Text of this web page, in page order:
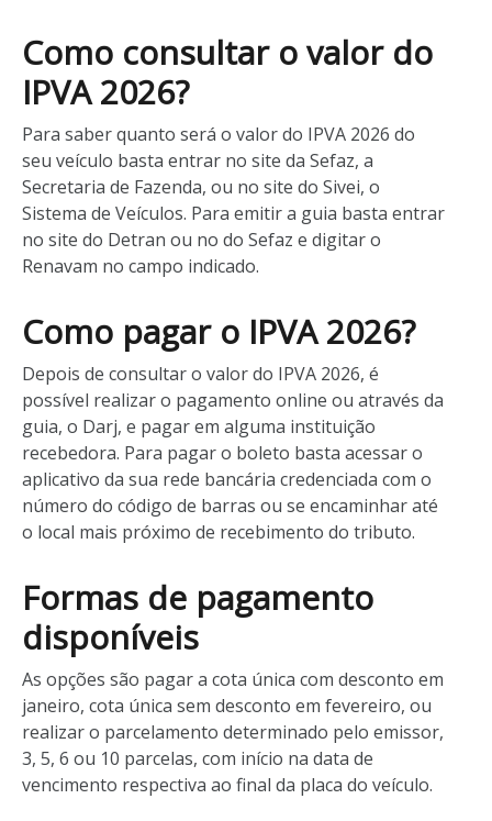
Como consultar o valor do
IPVA 2026?
Para saber quanto será o valor do IPVA 2026 do
seu veículo basta entrar no site da Sefaz, a
Secretaria de Fazenda, ou no site do Sivei, o
Sistema de Veículos. Para emitir a guia basta entrar
no site do Detran ou no do Sefaz e digitar o
Renavam no campo indicado.
Como pagar o IPVA 2026?
Depois de consultar o valor do IPVA 2026, é
possível realizar o pagamento online ou através da
guia, o Darj, e pagar em alguma instituição
recebedora. Para pagar o boleto basta acessar o
aplicativo da sua rede bancária credenciada com o
número do código de barras ou se encaminhar até
o local mais próximo de recebimento do tributo.
Formas de pagamento
disponíveis
As opções são pagar a cota única com desconto em
janeiro, cota única sem desconto em fevereiro, ou
realizar o parcelamento determinado pelo emissor,
3, 5, 6 ou 10 parcelas, com início na data de
vencimento respectiva ao final da placa do veículo.